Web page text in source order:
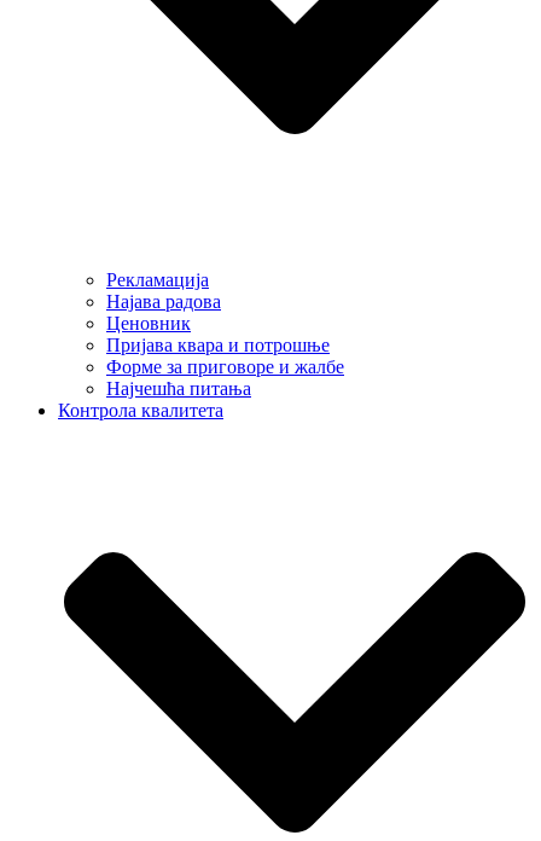
Рекламација
Најава радова
Ценовник
Пријава квара и потрошње
Форме за приговоре и жалбе
Најчешћа питања
Контрола квалитета